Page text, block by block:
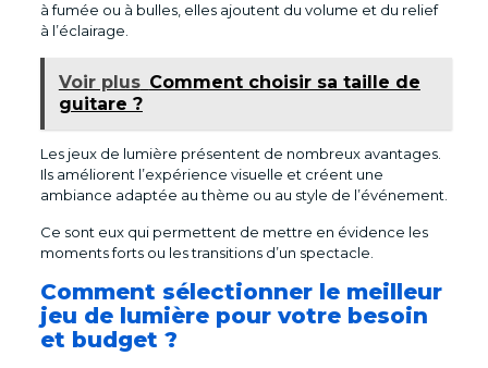
à fumée ou à bulles, elles ajoutent du volume et du relief
à l’éclairage.
Voir plus Comment choisir sa taille de
guitare ?
Les jeux de lumière présentent de nombreux avantages.
Ils améliorent l’expérience visuelle et créent une
ambiance adaptée au thème ou au style de l’événement.
Ce sont eux qui permettent de mettre en évidence les
moments forts ou les transitions d’un spectacle.
Comment sélectionner le meilleur
jeu de lumière pour votre besoin
et budget ?